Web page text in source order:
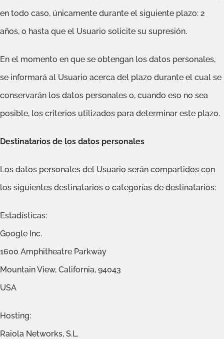
en todo caso, únicamente durante el siguiente plazo: 2
años, o hasta que el Usuario solicite su supresión.
En el momento en que se obtengan los datos personales,
se informará al Usuario acerca del plazo durante el cual se
conservarán los datos personales o, cuando eso no sea
posible, los criterios utilizados para determinar este plazo.
Destinatarios de los datos personales
Los datos personales del Usuario serán compartidos con
los siguientes destinatarios o categorías de destinatarios:
Estadísticas:
Google Inc.
1600 Amphitheatre Parkway
Mountain View, California, 94043
USA
Hosting:
Raiola Networks, S.L.